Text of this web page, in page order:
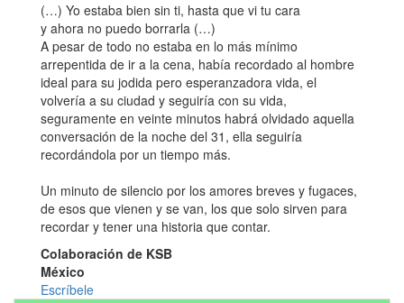
(…) Yo estaba bien sin ti, hasta que vi tu cara
y ahora no puedo borrarla (…)
A pesar de todo no estaba en lo más mínimo
arrepentida de ir a la cena, había recordado al hombre
ideal para su jodida pero esperanzadora vida, el
volvería a su ciudad y seguiría con su vida,
seguramente en veinte minutos habrá olvidado aquella
conversación de la noche del 31, ella seguiría
recordándola por un tiempo más.
Un minuto de silencio por los amores breves y fugaces,
de esos que vienen y se van, los que solo sirven para
recordar y tener una historia que contar.
Colaboración de KSB
México
Escríbele